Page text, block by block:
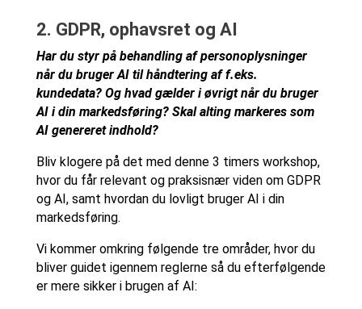
2. GDPR, ophavsret og AI
Har du styr på behandling af personoplysninger
når du bruger AI til håndtering af f.eks.
kundedata? Og hvad gælder i øvrigt når du bruger
AI i din markedsføring? Skal alting markeres som
AI genereret indhold?
Bliv klogere på det med denne 3 timers workshop,
hvor du får relevant og praksisnær viden om GDPR
og AI, samt hvordan du lovligt bruger AI i din
markedsføring.
Vi kommer omkring følgende tre områder, hvor du
bliver guidet igennem reglerne så du efterfølgende
er mere sikker i brugen af AI: